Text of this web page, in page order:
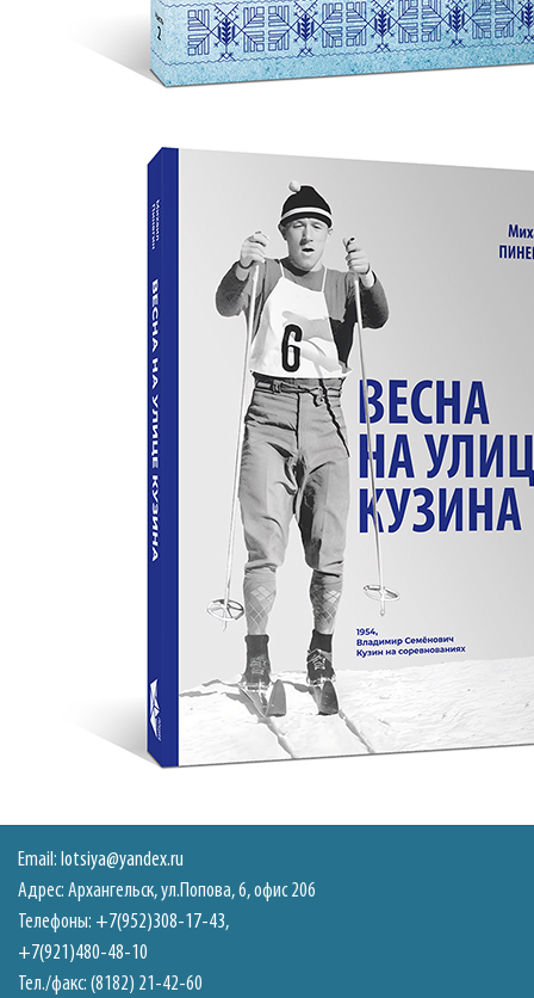
Email: lotsiya@yandex.ru
Адрес: Архангельск, ул.Попова, 6, офис 206
Телефоны: +7(952)308-17-43,
+7(921)480-48-10
Тел./факс: (8182) 21-42-60